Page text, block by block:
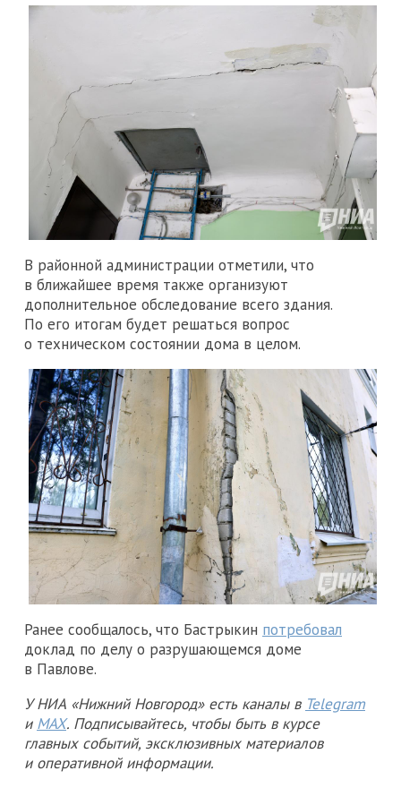
В районной администрации отметили, что
в ближайшее время также организуют
дополнительное обследование всего здания.
По его итогам будет решаться вопрос
о техническом состоянии дома в целом.
Ранее сообщалось, что Бастрыкин потребовал
доклад по делу о разрушающемся доме
в Павлове.
У НИА «Нижний Новгород» есть каналы в Telegram
и MAX. Подписывайтесь, чтобы быть в курсе
главных событий, эксклюзивных материалов
и оперативной информации.